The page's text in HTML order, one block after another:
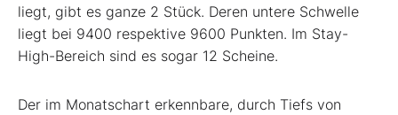
liegt, gibt es ganze 2 Stück. Deren untere Schwelle
liegt bei 9400 respektive 9600 Punkten. Im Stay-
High-Bereich sind es sogar 12 Scheine.
Der im Monatschart erkennbare, durch Tiefs von